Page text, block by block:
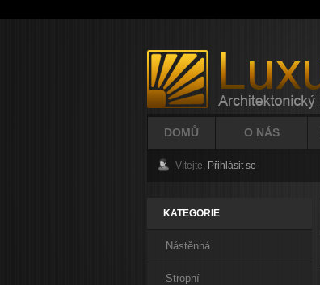
DOMŮ O NÁS
Vítejte, Přihlásit se
KATEGORIE
Nástěnná
Stropní